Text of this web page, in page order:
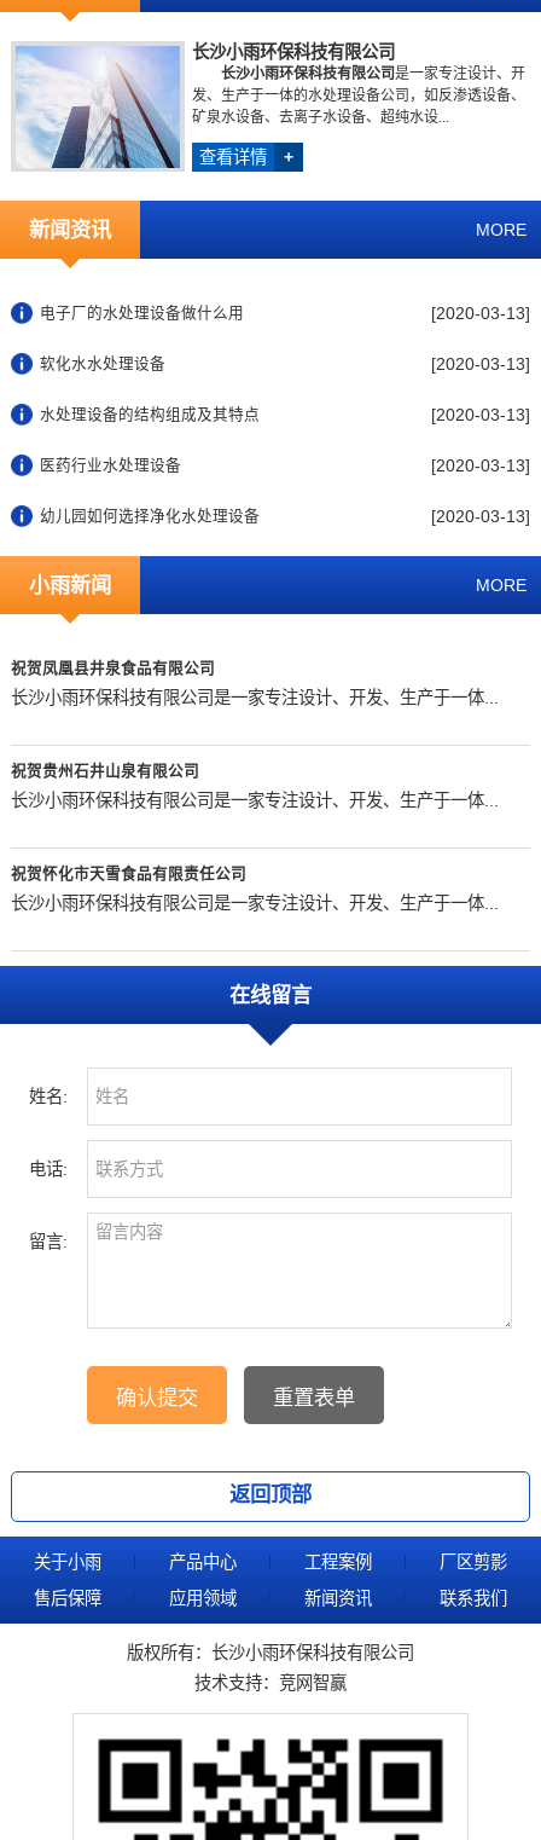
长沙小雨环保科技有限公司
长沙小雨环保科技有限公司是一家专注设计、开
发、生产于一体的水处理设备公司，如反渗透设备、
矿泉水设备、去离子水设备、超纯水设...
查看详情 +
新闻资讯 MORE
电子厂的水处理设备做什么用 [2020-03-13]
软化水水处理设备 [2020-03-13]
水处理设备的结构组成及其特点 [2020-03-13]
医药行业水处理设备 [2020-03-13]
幼儿园如何选择净化水处理设备 [2020-03-13]
小雨新闻 MORE
祝贺凤凰县井泉食品有限公司
长沙小雨环保科技有限公司是一家专注设计、开发、生产于一体...
祝贺贵州石井山泉有限公司
长沙小雨环保科技有限公司是一家专注设计、开发、生产于一体...
祝贺怀化市天雪食品有限责任公司
长沙小雨环保科技有限公司是一家专注设计、开发、生产于一体...
在线留言
姓名:
电话:
留言:
返回顶部
关于小雨 产品中心 工程案例
厂区剪影
售后保障
应用领域 新闻资讯 联系我们
版权所有：长沙小雨环保科技有限公司
技术支持： 竞网智赢